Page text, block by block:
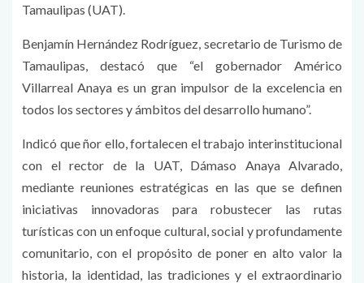
Tamaulipas (UAT).
Benjamín Hernández Rodríguez, secretario de Turismo de
Tamaulipas, destacó que “el gobernador Américo
Villarreal Anaya es un gran impulsor de la excelencia en
todos los sectores y ámbitos del desarrollo humano”.
Indicó que ñor ello, fortalecen el trabajo interinstitucional
con el rector de la UAT, Dámaso Anaya Alvarado,
mediante reuniones estratégicas en las que se definen
iniciativas innovadoras para robustecer las rutas
turísticas con un enfoque cultural, social y profundamente
comunitario, con el propósito de poner en alto valor la
historia, la identidad, las tradiciones y el extraordinario